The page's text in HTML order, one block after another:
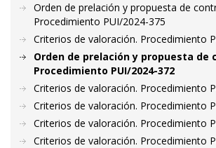
Orden de prelación y propuesta de
Procedimiento PUI/2024-375
Criterios de valoración. Procedimiento
Orden de prelación y propuesta de
Procedimiento PUI/2024-372
Criterios de valoración. Procedimiento
Criterios de valoración. Procedimiento
Criterios de valoración. Procedimiento
Criterios de valoración. Procedimiento